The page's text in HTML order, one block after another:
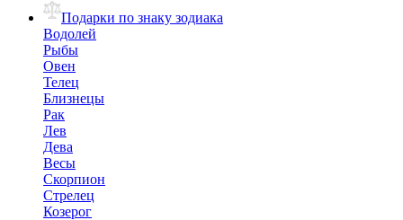
Подарки по знаку зодиака
Водолей
Рыбы
Овен
Телец
Близнецы
Рак
Лев
Дева
Весы
Скорпион
Стрелец
Козерог